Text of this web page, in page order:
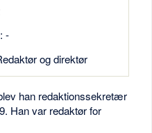
-
og direktør
han redaktionssekretær
Han var redaktør for